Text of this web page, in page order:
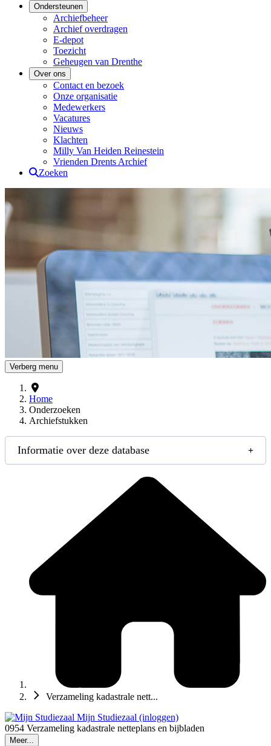
Ondersteunen
Archiefbeheer
Archief overdragen
E-depot
Toezicht
Geheugen van Drenthe
Over ons
Contact en bezoek
Onze organisatie
Medewerkers
Vacatures
Nieuws
Klachten
Milly Van Heiden Reinestein
Vrienden Drents Archief
Zoeken
Drents Archief
Verberg menu
Home
Onderzoeken
Archiefstukken
Informatie over deze database
Verzameling kadastrale nett...
Mijn Studiezaal (inloggen)
0954 Verzameling kadastrale netteplans en bijbladen
Meer...